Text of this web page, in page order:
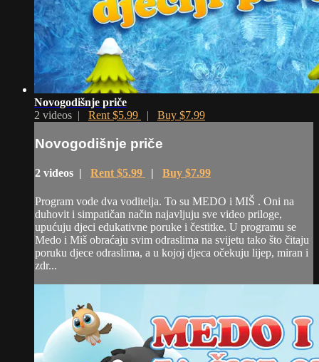
Novogodišnje priče
2 videos | Rent $5.99 | Buy $7.99
Novogodišnje priče
2 videos | Rent $5.99 | Buy $7.99
Program vode dva voditelja. To su MEDO i MIŠ . Oni na
duhovit i simpatičan način najavljuju sve video priloge,
upućuju djeci edukativne poruke i čestitke. U programu se
Medo i Miš obraćaju svim odraslima na svijetu tako što čitaju
poruku djece odraslima, a u kojoj djeca očekuju lijep, miran i
zdr...